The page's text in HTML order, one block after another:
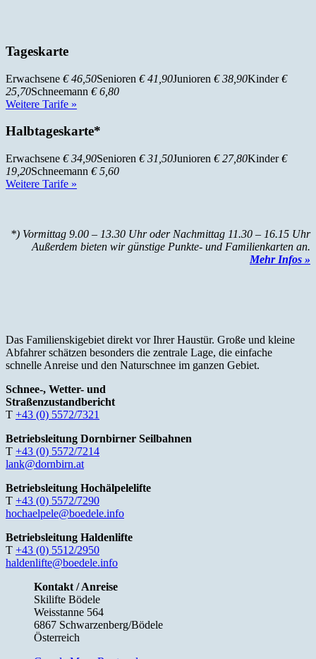
Tageskarte
Erwachsene € 46,50Senioren € 41,90Junioren € 38,90Kinder€
25,70Schneemann € 6,80
Weitere Tarife »
Halbtageskarte*
Erwachsene € 34,90Senioren € 31,50Junioren € 27,80Kinder€
19,20Schneemann € 5,60
Weitere Tarife »
*) Vormittag 9.00 – 13.30 Uhr oder Nachmittag 11.30 – 16.15 Uhr
Außerdem bieten wir günstige Punkte- und Familienkarten an.
Mehr Infos »
Das Familienskigebiet direkt vor Ihrer Haustür. Große und kleine
Abfahrer schätzen besonders die zentrale Lage, die einfache
schnelle Anreise und den Naturschnee im ganzen Gebiet.
Schnee-, Wetter- und
Straßenzustandbericht
T +43 (0) 5572/7321
Betriebsleitung Dornbirner Seilbahnen
T +43 (0) 5572/7214
lank@dornbirn.at
Betriebsleitung Hochälpelelifte
T +43 (0) 5572/7290
hochaelpele@boedele.info
Betriebsleitung Haldenlifte
T +43 (0) 5512/2950
haldenlifte@boedele.info
Kontakt / Anreise
Skilifte Bödele
Weisstanne 564
6867 Schwarzenberg/Bödele
Österreich